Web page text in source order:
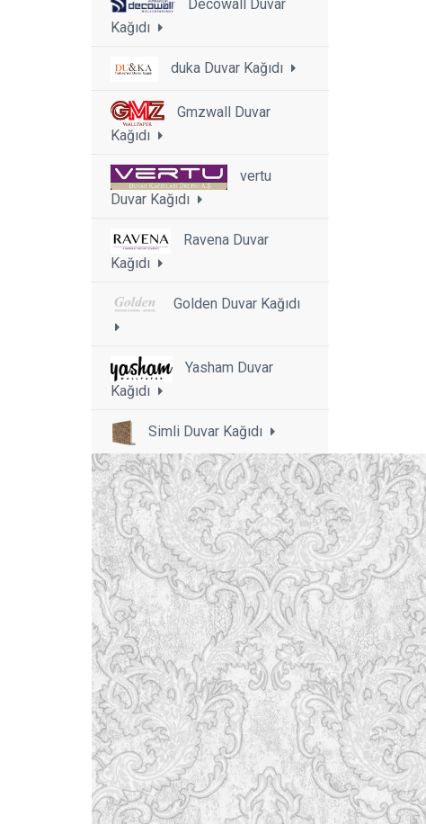
Decowall Duvar
Kağıdı
duka Duvar Kağıdı
Gmzwall Duvar
Kağıdı
vertu
Duvar Kağıdı
Ravena Duvar
Kağıdı
Golden Duvar Kağıdı
Yasham Duvar
Kağıdı
Simli Duvar Kağıdı